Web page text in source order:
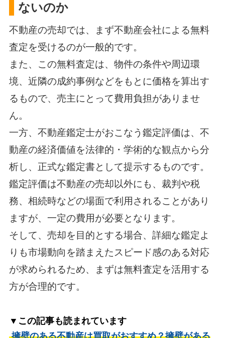
ないのか
不動産の売却では、まず不動産会社による無料
査定を受けるのが一般的です。
また、この無料査定は、物件の条件や周辺環
境、近隣の成約事例などをもとに価格を算出す
るもので、売主にとって費用負担がありませ
ん。
一方、不動産鑑定士がおこなう鑑定評価は、不
動産の経済価値を法律的・学術的な観点から分
析し、正式な鑑定書として提示するものです。
鑑定評価は不動産の売却以外にも、裁判や税
務、相続時などの場面で利用されることがあり
ますが、一定の費用が必要となります。
そして、売却を目的とする場合、詳細な鑑定よ
りも市場動向を踏まえたスピード感のある対応
が求められるため、まずは無料査定を活用する
方が合理的です。
▼この記事も読まれています